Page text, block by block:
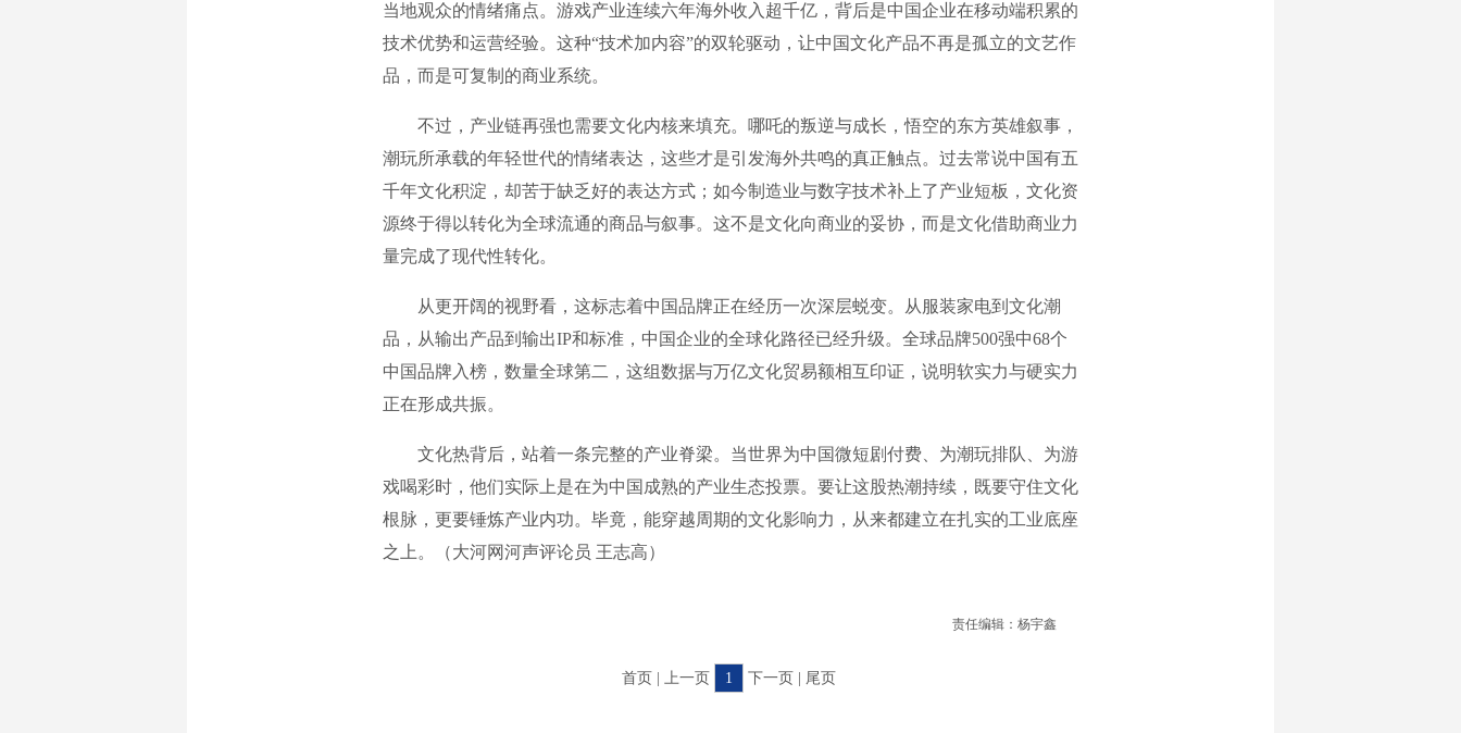
当地观众的情绪痛点。游戏产业连续六年海外收入超千亿，背后是中国企业在移动端积累的
技术优势和运营经验。这种“技术加内容”的双轮驱动，让中国文化产品不再是孤立的文艺作
品，而是可复制的商业系统。
不过，产业链再强也需要文化内核来填充。哪吒的叛逆与成长，悟空的东方英雄叙事，
潮玩所承载的年轻世代的情绪表达，这些才是引发海外共鸣的真正触点。过去常说中国有五
千年文化积淀，却苦于缺乏好的表达方式；如今制造业与数字技术补上了产业短板，文化资
源终于得以转化为全球流通的商品与叙事。这不是文化向商业的妥协，而是文化借助商业力
量完成了现代性转化。
从更开阔的视野看，这标志着中国品牌正在经历一次深层蜕变。从服装家电到文化潮
品，从输出产品到输出IP和标准，中国企业的全球化路径已经升级。全球品牌500强中68个
中国品牌入榜，数量全球第二，这组数据与万亿文化贸易额相互印证，说明软实力与硬实力
正在形成共振。
文化热背后，站着一条完整的产业脊梁。当世界为中国微短剧付费、为潮玩排队、为游
戏喝彩时，他们实际上是在为中国成熟的产业生态投票。要让这股热潮持续，既要守住文化
根脉，更要锤炼产业内功。毕竟，能穿越周期的文化影响力，从来都建立在扎实的工业底座
之上。（大河网河声评论员 王志高）
责任编辑：杨宇鑫
首页 | 上一页 1 下一页 | 尾页